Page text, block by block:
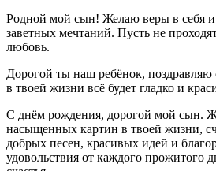
Родной мой сын! Желаю веры в себя и
заветных мечтаний. Пусть не
любовь.
Дорогой ты наш ребёнок,
в твоей жизни всё будет гладко и
С днём рождения, дорогой мой сын.
насыщенных картин в твоей жизни,
добрых песен, красивых идей и
удовольствия от каждого прожитого